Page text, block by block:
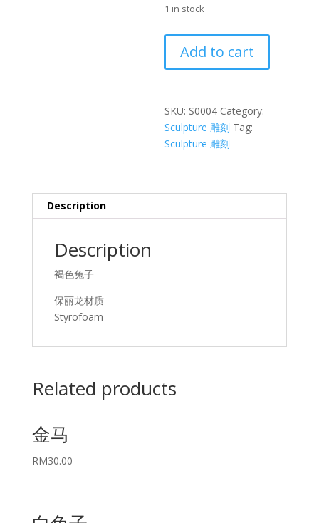
1 in stock
兔
quantity
Add to cart
SKU: S0004 Category:
Sculpture 雕刻 Tag:
Sculpture 雕刻
Description
Description
褐色兔子
保丽龙材质
Styrofoam
Related products
金马
RM30.00